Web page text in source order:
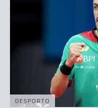
DESPORTO